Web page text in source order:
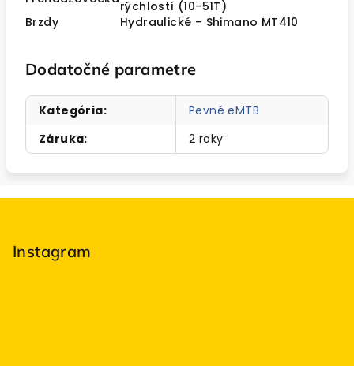
rýchlostí (10-51T)
Brzdy
Hydraulické – Shimano MT410
Dodatočné parametre
Kategória:
Pevné eMTB
Záruka: 2 roky
Instagram